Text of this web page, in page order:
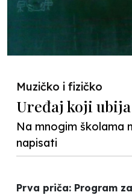
Muzičko i fizičko
Uređaj koji
Na mnogim školama
napisati
Prva priča: Program